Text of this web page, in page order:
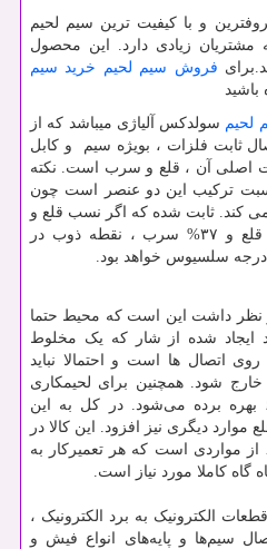
و با كیفیت ترین سیم لحیم
زیادی دارد. این محصول
فروش سیم لحیم خرید سیم
باشید
لحیم سولدکس آلیاژی میباشد که از
ثابت فلزات ، بویژه سیم و کابل
اصلی آن ، قلع و سرب است. نکته
نسبت ترکیب این دو عنصر است چون
کند. ثابت شده که اگر نسب قلع و
سرب ۶۳/۳۷ باشد یعنی ۶۳% قلع و ۳۷% سرب ، نقطه ذوب در
نظر داشت این است که محیط حتما
ایجاد شده از شار که یک مخلوط
اتصال ها است و احتمالا نباید
شود. همچنین برای لحیمکاری
ماشینی خودکار از آلیاز ۶۳/۳۷ بهره برده می‌شود. در کل به این
دیگری نیز افزود. این کالا در
از مواردی است که هر تعمیرکار به
گاه کاملا مورد نیاز است.
الکترونیک به برد الکترونیک ،
سیم‌ها و پایه‌های انواع فیش و